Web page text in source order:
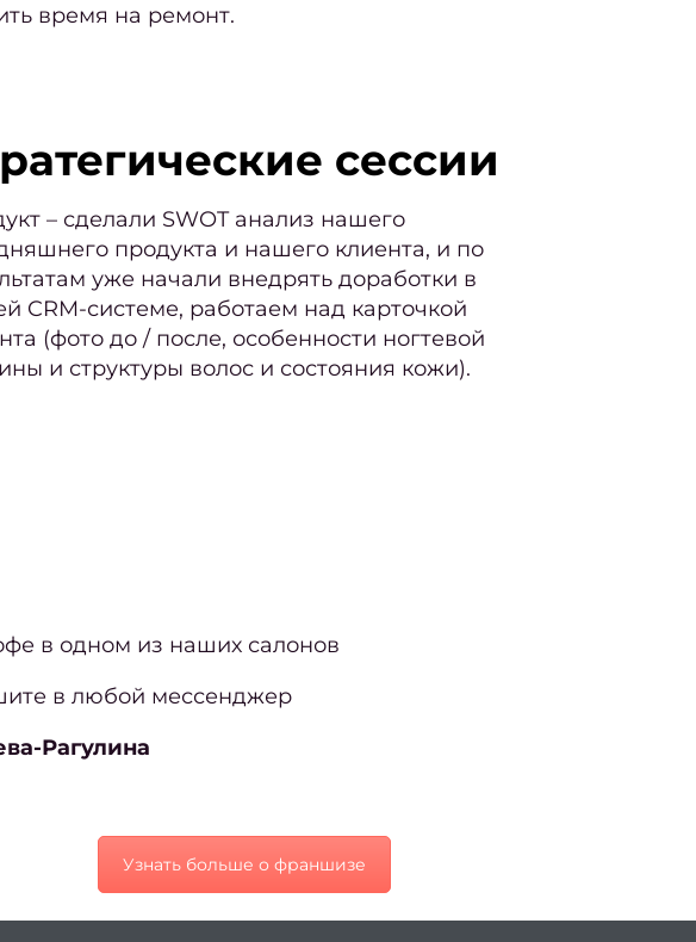
время на ремонт.
сессии
– сделали SWOT анализ нашего
продукта и нашего клиента, и по
уже начали внедрять доработки в
CRM-системе, работаем над карточкой
(фото до / после, особенности ногтевой
и структуры волос и состояния кожи).
в одном из наших салонов
в любой мессенджер
Рагулина
Узнать больше о франшизе